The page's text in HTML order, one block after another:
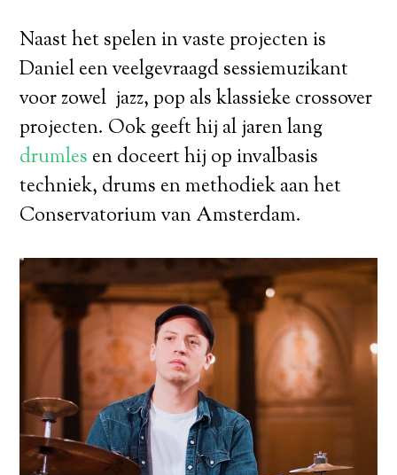
Naast het spelen in vaste projecten is
Daniel een veelgevraagd sessiemuzikant
voor zowel jazz, pop als klassieke crossover
projecten. Ook geeft hij al jaren lang
drumles en doceert hij op invalbasis
techniek, drums en methodiek aan het
Conservatorium van Amsterdam.